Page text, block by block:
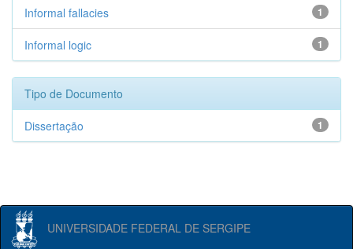
1
Informal fallacies
1
Informal logic
Tipo de Documento
1
Dissertação
UNIVERSIDADE FEDERAL DE SERGIPE